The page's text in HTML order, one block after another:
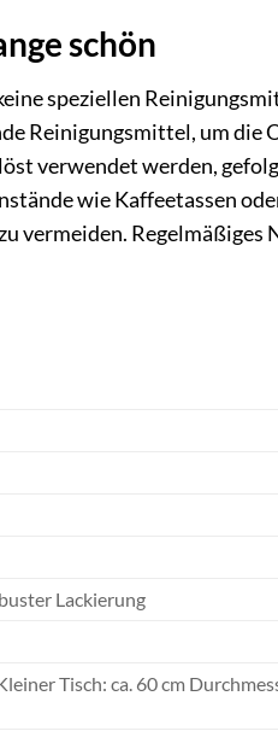
schön
speziellen
Reinigungsmittel, um die
verwendet werden,
wie Kaffeetassen
vermeiden. Regelmäßiges
Lackierung
Tisch: ca. 60 cm